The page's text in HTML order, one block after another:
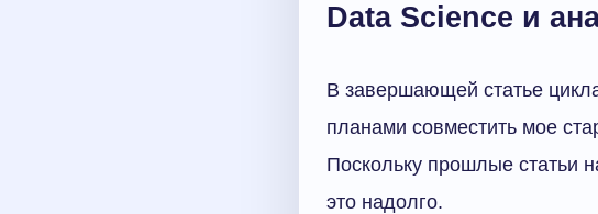
Data Science и
В завершающей статье
планами совместить мое
Поскольку прошлые статьи
это надолго.